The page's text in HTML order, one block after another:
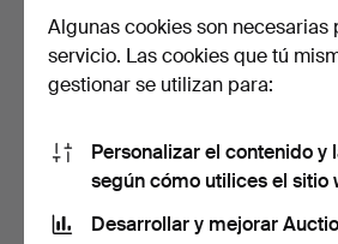
GUCCI, GAFAS DE SOL con
funda, años 2000.
74 USD 43
Algunas cookies son necesarias
servicio. Las cookies que tú
gestionar se utilizan para:
Personalizar el contenido y
según cómo utilices el sitio
Desarrollar y mejorar